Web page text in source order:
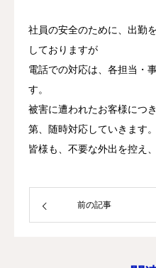
社員の安全のために、出勤
しておりますが
電話での対応は、各担当・
す。
被害に遭われたお客様につ
第、随時対応していきます。
皆様も、不要な外出を控え
前の記事